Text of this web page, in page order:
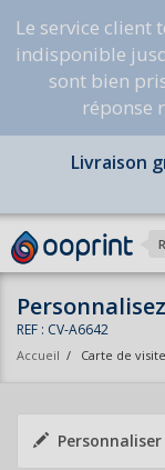
Le service
indisponible
sont bien
réponse
Livraison
REF : CV-A6642
Accueil / Carte de visite